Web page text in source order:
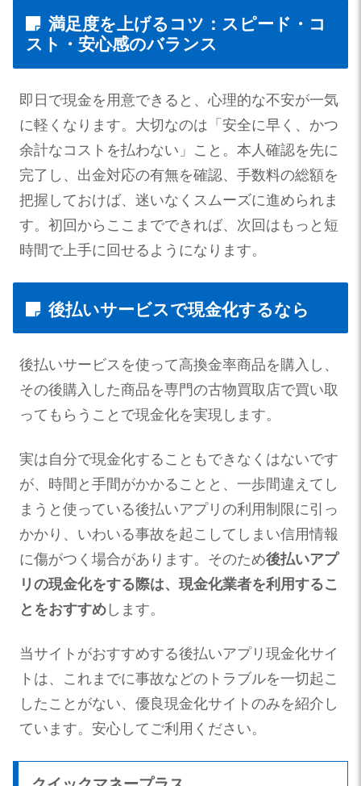
満足度を上げるコツ：スピード・コ
スト・安心感のバランス
即日で現金を用意できると、心理的な不安が一気
に軽くなります。大切なのは「安全に早く、かつ
余計なコストを払わない」こと。本人確認を先に
完了し、出金対応の有無を確認、手数料の総額を
把握しておけば、迷いなくスムーズに進められま
す。初回からここまでできれば、次回はもっと短
時間で上手に回せるようになります。
後払いサービスで現金化するなら
後払いサービスを使って高換金率商品を購入し、
その後購入した商品を専門の古物買取店で買い取
ってもらうことで現金化を実現します。
実は自分で現金化することもできなくはないです
が、時間と手間がかかることと、一歩間違えてし
まうと使っている後払いアプリの利用制限に引っ
かかり、いわいる事故を起こしてしまい信用情報
に傷がつく場合があります。そのため後払いアプ
リの現金化をする際は、現金化業者を利用するこ
とをおすすめ します。
当サイトがおすすめする後払いアプリ現金化サイ
トは、これまでに事故などのトラブルを一切起こ
したことがない、優良現金化サイトのみを紹介し
ています。安心してご利用ください。